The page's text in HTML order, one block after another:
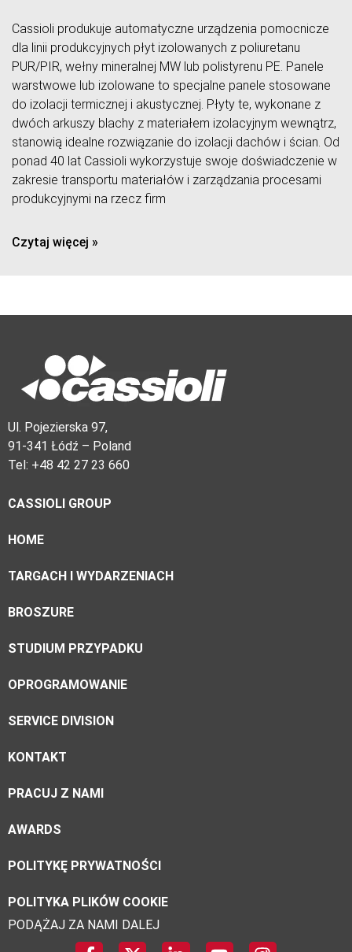
Cassioli produkuje automatyczne urządzenia pomocnicze
dla linii produkcyjnych płyt izolowanych z poliuretanu
PUR/PIR, wełny mineralnej MW lub polistyrenu PE. Panele
warstwowe lub izolowane to specjalne panele stosowane
do izolacji termicznej i akustycznej. Płyty te, wykonane z
dwóch arkuszy blachy z materiałem izolacyjnym wewnątrz,
stanowią idealne rozwiązanie do izolacji dachów i ścian. Od
ponad 40 lat Cassioli wykorzystuje swoje doświadczenie w
zakresie transportu materiałów i zarządzania procesami
produkcyjnymi na rzecz firm
Czytaj więcej »
Ul. Pojezierska 97,
91-341 Łódź – Poland
Tel: +48 42 27 23 660
CASSIOLI GROUP
HOME
TARGACH I WYDARZENIACH
BROSZURE
STUDIUM PRZYPADKU
OPROGRAMOWANIE
SERVICE DIVISION
KONTAKT
PRACUJ Z NAMI
AWARDS
POLITYKĘ PRYWATNOŚCI
POLITYKA PLIKÓW COOKIE
PODĄŻAJ ZA NAMI DALEJ